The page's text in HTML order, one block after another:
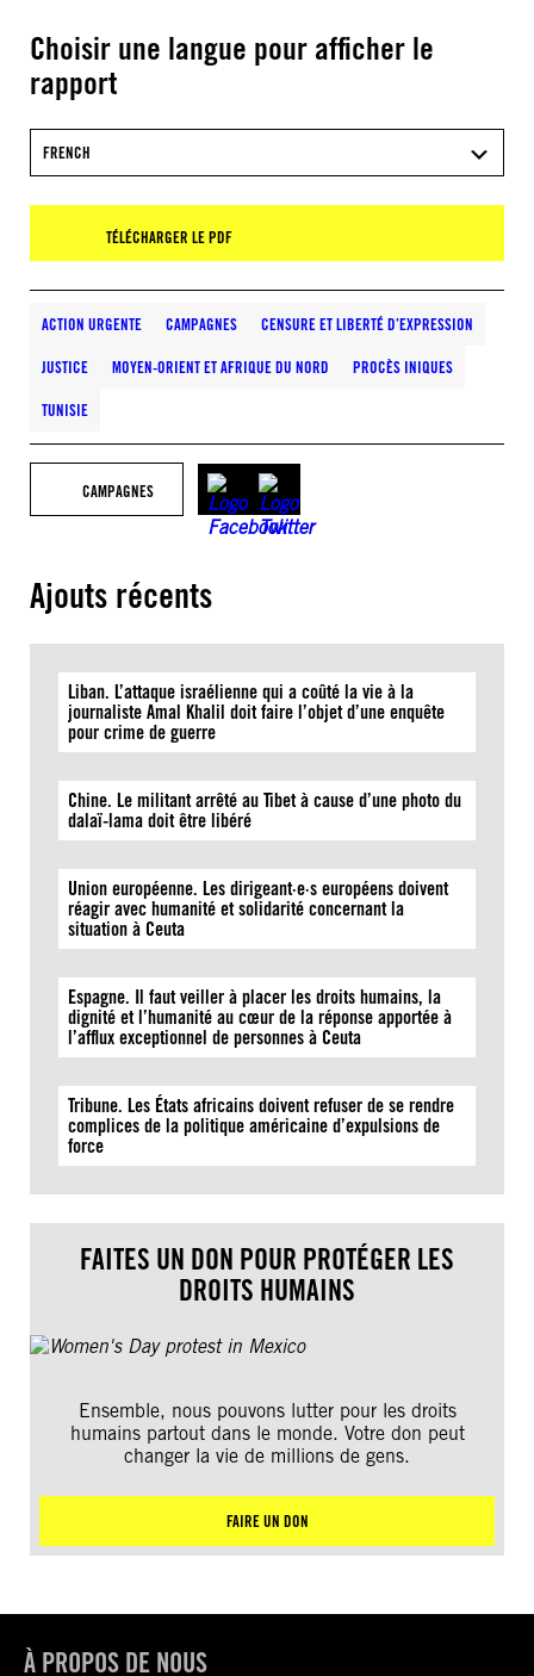
Choisir une langue pour afficher le
rapport
FRENCH
TÉLÉCHARGER LE PDF
ACTION URGENTE CAMPAGNES CENSURE ET LIBERTÉ D’EXPRESSION
JUSTICE MOYEN-ORIENT ET AFRIQUE DU NORD PROCÈS INIQUES
TUNISIE
CAMPAGNES
Ajouts récents
Liban. L’attaque israélienne qui a coûté la vie à la
journaliste Amal Khalil doit faire l’objet d’une enquête
pour crime de guerre
Chine. Le militant arrêté au Tibet à cause d’une photo du
dalaï-lama doit être libéré
Union européenne. Les dirigeant·e·s européens doivent
réagir avec humanité et solidarité concernant la
situation à Ceuta
Espagne. Il faut veiller à placer les droits humains, la
dignité et l’humanité au cœur de la réponse apportée à
l’afflux exceptionnel de personnes à Ceuta
Tribune. Les États africains doivent refuser de se rendre
complices de la politique américaine d’expulsions de
force
FAITES UN DON POUR PROTÉGER LES
DROITS HUMAINS
Ensemble, nous pouvons lutter pour les droits
humains partout dans le monde. Votre don peut
changer la vie de millions de gens.
FAIRE UN DON
À PROPOS DE NOUS